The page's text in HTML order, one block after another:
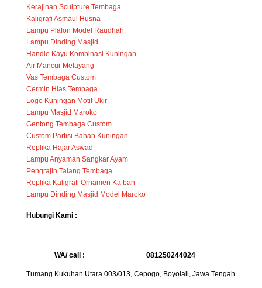
Kerajinan Sculpture Tembaga
Kaligrafi Asmaul Husna
Lampu Plafon Model Raudhah
Lampu Dinding Masjid
Handle Kayu Kombinasi Kuningan
Air Mancur Melayang
Vas Tembaga Custom
Cermin Hias Tembaga
Logo Kuningan Motif Ukir
Lampu Masjid Maroko
Gentong Tembaga Custom
Custom Partisi Bahan Kuningan
Replika Hajar Aswad
Lampu Anyaman Sangkar Ayam
Pengrajin Talang Tembaga
Replika Kaligrafi Ornamen Ka’bah
Lampu Dinding Masjid Model Maroko
Hubungi Kami :
WA/ call : 081250244024
Tumang Kukuhan Utara 003/013, Cepogo, Boyolali, Jawa Tengah